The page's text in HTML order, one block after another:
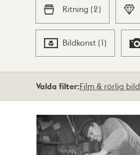
Ritning (2)
Bildkonst (1)
Valda filter:Film & rörlig bild